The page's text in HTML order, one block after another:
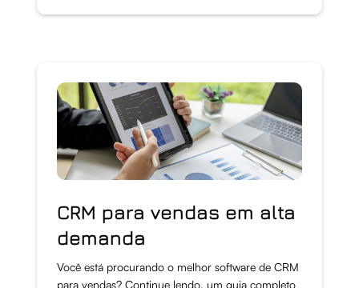
CRM para vendas em alta
demanda
Você está procurando o melhor software de CRM
para vendas? Continue lendo, um guia completo